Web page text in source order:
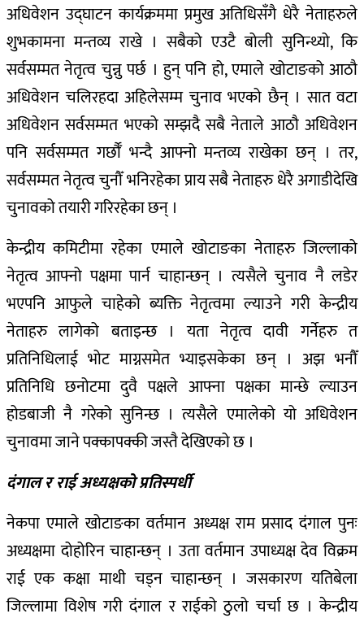
अधिवेशन उद्घाटन कार्यक्रममा प्रमुख अतिधिसँगै धेरै नेताहरुले
शुभकामना मन्तव्य राखे । सबैको एउटै बोली सुनिन्थ्यो, कि
सर्वसम्मत नेतृत्व चुन्नु पर्छ । हुन् पनि हो, एमाले खोटाङको आठौ
अधिवेशन चलिरहदा अहिलेसम्म चुनाव भएको छैन् । सात वटा
अधिवेशन सर्वसम्मत भएको सम्झदै सबै नेताले आठौ अधिवेशन
पनि सर्वसम्मत गर्छौँ भन्दै आफ्नो मन्तव्य राखेका छन् । तर,
सर्वसम्मत नेतृत्व चुनौँ भनिरहेका प्राय सबै नेताहरु धेरै अगाडीदेखि
चुनावको तयारी गरिरहेका छन् ।
केन्द्रीय कमिटीमा रहेका एमाले खोटाङका नेताहरु जिल्लाको
नेतृत्व आफ्नो पक्षमा पार्न चाहान्छन् । त्यसैले चुनाव नै लडेर
भएपनि आफुले चाहेको ब्यक्ति नेतृत्वमा ल्याउने गरी केन्द्रीय
नेताहरु लागेको बताइन्छ । यता नेतृत्व दावी गर्नेहरु त
प्रतिनिधिलाई भोट माग्नसमेत भ्याइसकेका छन् । अझ भनौँ
प्रतिनिधि छनोटमा दुवै पक्षले आफ्ना पक्षका मान्छे ल्याउन
होडबाजी नै गरेको सुनिन्छ । त्यसैले एमालेको यो अधिवेशन
चुनावमा जाने पक्कापक्की जस्तै देखिएको छ ।
दंगाल र राई अध्यक्षको प्रतिस्पर्धी
नेकपा एमाले खोटाङका वर्तमान अध्यक्ष राम प्रसाद दंगाल पुनः
अध्यक्षमा दोहोरिन चाहान्छन् । उता वर्तमान उपाध्यक्ष देव विक्रम
राई एक कक्षा माथी चड्न चाहान्छन् । जसकारण यतिबेला
जिल्लामा विशेष गरी दंगाल र राईको ठुलो चर्चा छ । केन्द्रीय